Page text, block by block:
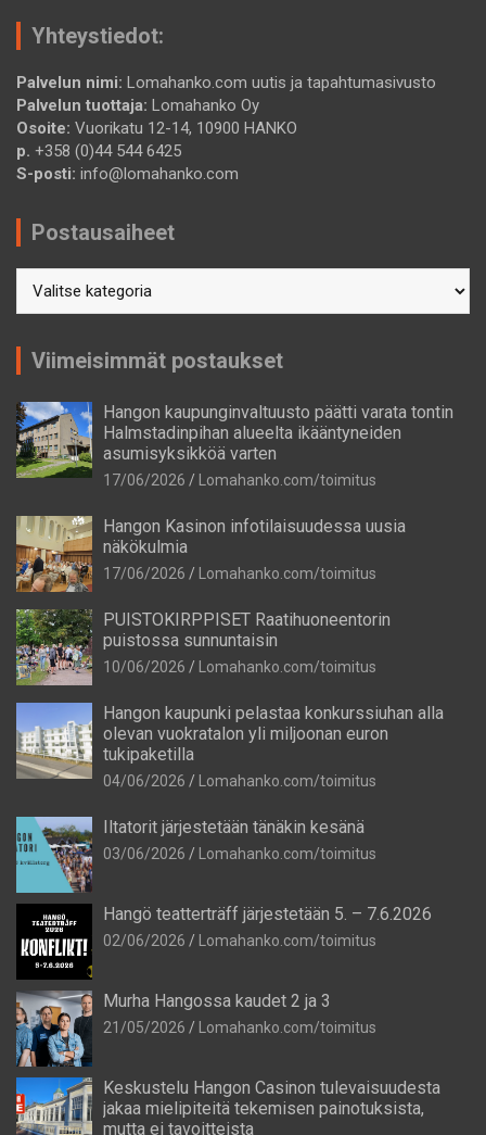
Yhteystiedot:
Palvelun nimi: Lomahanko.com uutis ja tapahtumasivusto
Palvelun tuottaja: Lomahanko Oy
Osoite: Vuorikatu 12-14, 10900 HANKO
p. +358 (0)44 544 6425
S-posti: info@lomahanko.com
Postausaiheet
Viimeisimmät postaukset
Hangon kaupunginvaltuusto päätti varata tontin
Halmstadinpihan alueelta ikääntyneiden
asumisyksikköä varten
17/06/2026 Lomahanko.com/toimitus
Hangon Kasinon infotilaisuudessa uusia
näkökulmia
17/06/2026 Lomahanko.com/toimitus
PUISTOKIRPPISET Raatihuoneentorin
puistossa sunnuntaisin
10/06/2026 Lomahanko.com/toimitus
Hangon kaupunki pelastaa konkurssiuhan alla
olevan vuokratalon yli miljoonan euron
tukipaketilla
04/06/2026 Lomahanko.com/toimitus
Iltatorit järjestetään tänäkin kesänä
03/06/2026 Lomahanko.com/toimitus
Hangö teatterträff järjestetään 5. – 7.6.2026
02/06/2026 Lomahanko.com/toimitus
Murha Hangossa kaudet 2 ja 3
21/05/2026 Lomahanko.com/toimitus
Keskustelu Hangon Casinon tulevaisuudesta
jakaa mielipiteitä tekemisen painotuksista,
mutta ei tavoitteista